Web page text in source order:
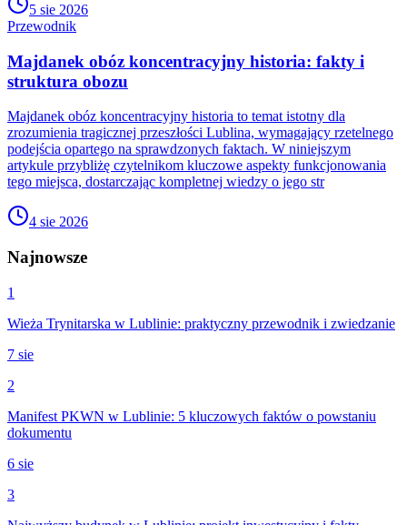
5 sie 2026
Przewodnik
Majdanek obóz koncentracyjny historia: fakty i
struktura obozu
Majdanek obóz koncentracyjny historia to temat istotny dla
zrozumienia tragicznej przeszłości Lublina, wymagający rzetelnego
podejścia opartego na sprawdzonych faktach. W niniejszym
artykule przybliżę czytelnikom kluczowe aspekty funkcjonowania
tego miejsca, dostarczając kompletnej wiedzy o jego str
4 sie 2026
Najnowsze
1
Wieża Trynitarska w Lublinie: praktyczny przewodnik i zwiedzanie
7 sie
2
Manifest PKWN w Lublinie: 5 kluczowych faktów o powstaniu
dokumentu
6 sie
3